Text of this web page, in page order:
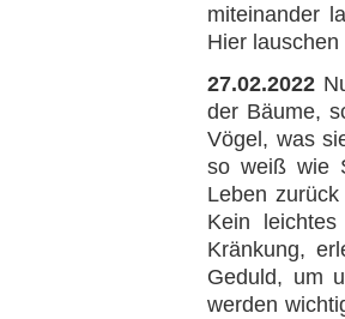
miteinander
Hier
27.02.2022
der Bäume,
Vögel, was
so weiß wie
Leben
Kein
Kränkung,
Geduld, um
werden